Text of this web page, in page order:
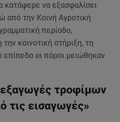
να εξασφαλίσει
από την Κοινή Αγροτική
περίοδο,
κοινοτική στήριξη, τη
οι πόροι μειώθηκαν
εξαγωγές τροφίμων
τις εισαγωγές»